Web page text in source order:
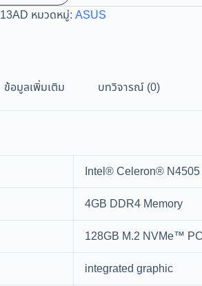
หมวดหมู่: ASUS
ข้อมูลเพิ่มเติม บทวิจารณ์ (0)
Intel® Celeron® N4505
4GB DDR4 Memory
128GB M.2 NVMe™
integrated graphic